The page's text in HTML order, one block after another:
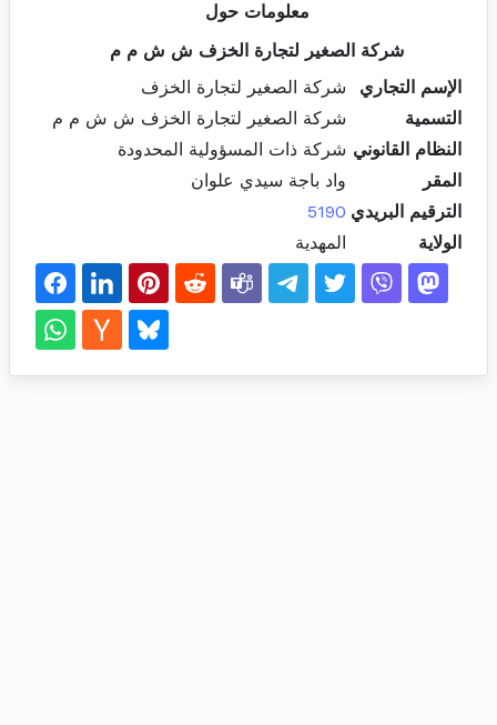
معلومات حول
شركة الصغير لتجارة الخزف ش ش م م
الإسم التجاري
شركة الصغير لتجارة الخزف
التسمية
شركة الصغير لتجارة الخزف ش ش م م
النظام القانوني شركة ذات المسؤولية المحدودة
المقر
واد باجة سيدي علوان
الترقيم البريدي 5190
الولاية
المهدية